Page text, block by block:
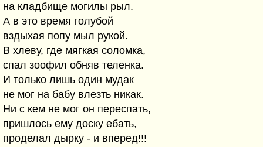
на кладбище могилы рыл.
А в это время голубой
вздыхая попу мыл рукой.
В хлеву, где мягкая соломка,
спал зоофил обняв теленка.
И только лишь один мудак
не мог на бабу влезть никак.
Ни с кем не мог он переспать,
пришлось ему доску ебать,
проделал дырку - и вперед!!!